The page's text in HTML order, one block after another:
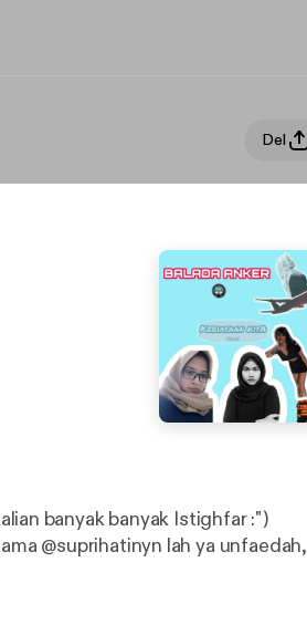
Del
banyak banyak Istighfar :")
@suprihatinyn lah ya unfaedah,